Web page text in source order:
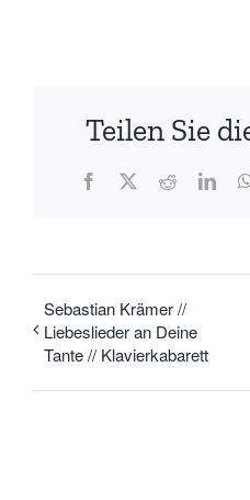
Teilen Sie
Facebook
X Reddit
Sebastian Krämer //
Liebeslieder an Deine
Tante // Klavierkabarett